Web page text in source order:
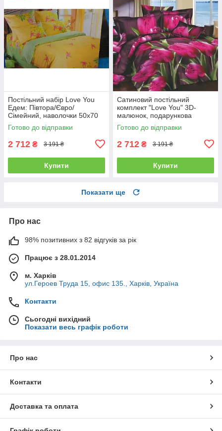
Постільний набір Love You
Едем: Півтора/Євро/
Сімейний, наволочки 50x70
полуторний
Готово до відправки
2 712 ₴ 3 191 ₴
Купити
Сатиновий постільний
комплект "Love You" 3D-
малюнок, подарункова
упаковка полуторний
Готово до відправки
2 712 ₴ 3 191 ₴
Купити
Показати ще
Про нас
98% позитивних з 82 відгуків за рік
Працює з 28.01.2014
м. Харків
ул.Героев Труда 15, офис 135., Харків, Україна
Контакти
Сьогодні вихідний
Показати весь графік роботи
Про нас
Контакти
Доставка та оплата